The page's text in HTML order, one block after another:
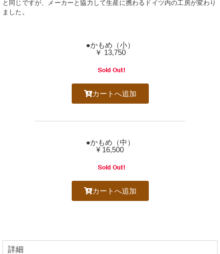
と同じですが、メーカーと協力して生産に携わるドイツ内の工房が変わり
ました。
●かもめ（小）
￥ 13,750
カートへ追加
●かもめ（中）
¥ 16,500
カートへ追加
詳細